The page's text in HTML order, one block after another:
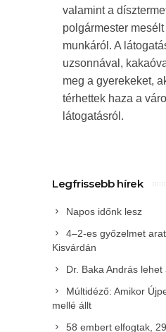
valamint a
polgármester
munkáról. A
uzsonnával,
meg a gyerekeket,
térhettek haza a
látogatásról.
Legfrissebb hírek
Napos időnk lesz
4–2-es győzelmet
Kisvárdán
Dr. Baka András
Múltidéző: Amikor
mellé állt
58 embert elfogtak,